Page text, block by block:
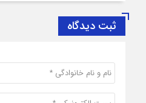
ثبت دیدگاه